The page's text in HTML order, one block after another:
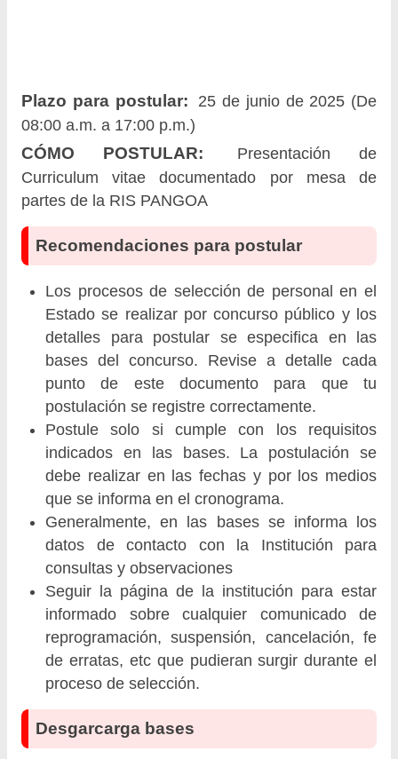
Plazo para postular:
25 de junio de 2025 (De
08:00 a.m. a 17:00 p.m.)
CÓMO POSTULAR:
Presentación de
Curriculum vitae documentado por mesa de
partes de la RIS PANGOA
Recomendaciones para postular
Los procesos de selección de personal en el
Estado se realizar por concurso público y los
detalles para postular se especifica en las
bases del concurso. Revise a detalle cada
punto de este documento para que tu
postulación se registre correctamente.
Postule solo si cumple con los requisitos
indicados en las bases. La postulación se
debe realizar en las fechas y por los medios
que se informa en el cronograma.
Generalmente, en las bases se informa los
datos de contacto con la Institución para
consultas y observaciones
Seguir la página de la institución para estar
informado sobre cualquier comunicado de
reprogramación, suspensión, cancelación, fe
de erratas, etc que pudieran surgir durante el
proceso de selección.
Desgarcarga bases